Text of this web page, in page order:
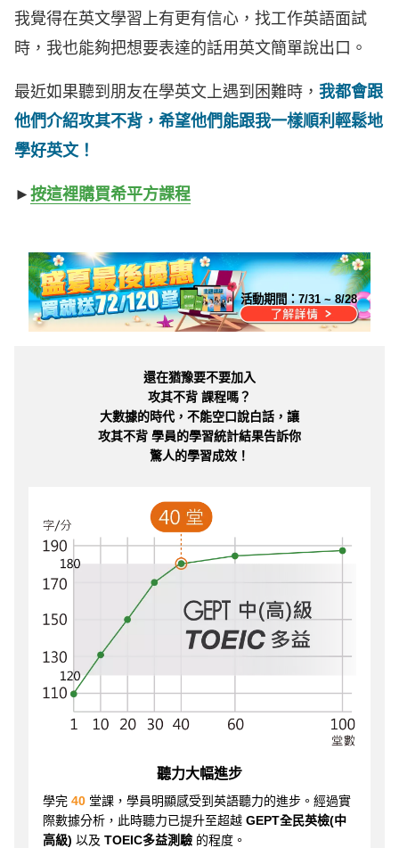
我覺得在英文學習上有更有信心，找工作英語面試
時，我也能夠把想要表達的話用英文簡單說出口。
最近如果聽到朋友在學英文上遇到困難時， 我都會跟
他們介紹攻其不背，希望他們能跟我一樣順利輕鬆地
學好英文！
► 按這裡購買希平方課程
活動期間：7/31 ~ 8/28
還在猶豫要不要加入
攻其不背 課程嗎？
大數據的時代，不能空口說白話，讓
攻其不背 學員的學習統計結果告訴你
驚人的學習成效！
聽力大幅進步
學完 40 堂課，學員明顯感受到英語聽力的進步。經過實
際數據分析，此時聽力已提升至超越 GEPT全民英檢(中
高級) 以及 TOEIC多益測驗 的程度。